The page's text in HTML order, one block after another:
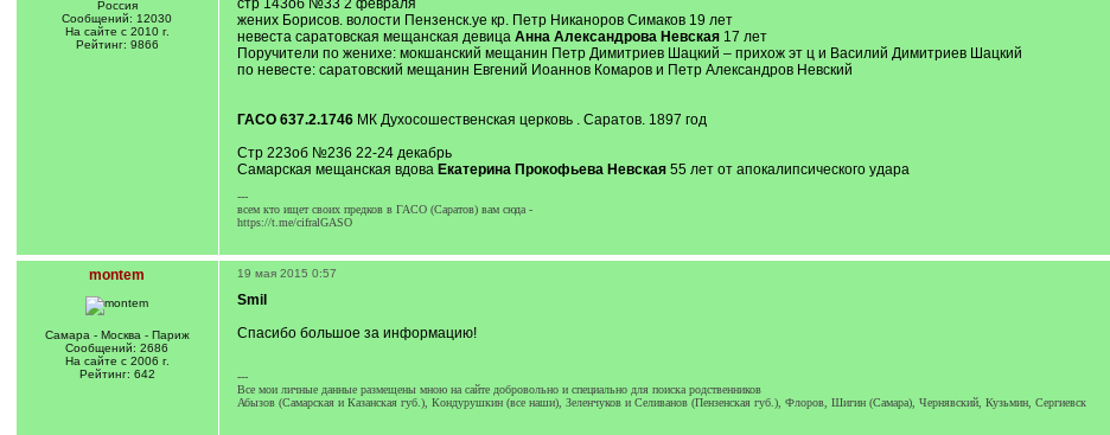
Россия
Сообщений: 12030
На сайте с 2010 г.
Рейтинг: 9866
стр 143об №33 2 февраля
жених Борисов. волости Пензенск.уе кр. Петр Никаноров Симаков 19 лет
невеста саратовская мещанская девица Анна Александрова Невская17 лет
Поручители по женихе: мокшанский мещанин Петр Димитриев Шацкий – прихож эт ц и Василий Димитриев Шацкий
по невесте: саратовский мещанин Евгений Иоаннов Комаров и Петр Александров Невский
ГАСО 637.2.1746 МК Духосошественская церковь . Саратов. 1897 год
Стр 223об №236 22-24 декабрь
Самарская мещанская вдова Екатерина Прокофьева Невская55 лет от апокалипсического удара
---
всем кто ищет своих предков в ГАСО (Саратов) вам сюда -
https://t.me/cifralGASO
montem
Самара - Москва - Париж
Сообщений: 2686
На сайте с 2006 г.
Рейтинг: 642
19 мая 2015 0:57
Smil
Спасибо большое за информацию!
---
Все мои личные данные размещены мною на сайте добровольно и специально для поиска родственников
Абызов (Самарская и Казанская губ.), Кондурушкин (все наши), Зеленчуков и Селиванов (Пензенская губ.), Флоров, Шигин (Самара), Чернявский, Кузьмин, Сергиевск